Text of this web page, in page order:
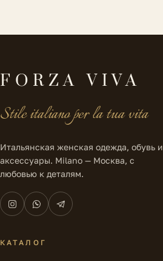
FORZA VIVA
Stile italiano per la tua vita
Итальянская женская одежда, обувь и
аксессуары. Milano — Москва, с
любовью к деталям.
КАТАЛОГ